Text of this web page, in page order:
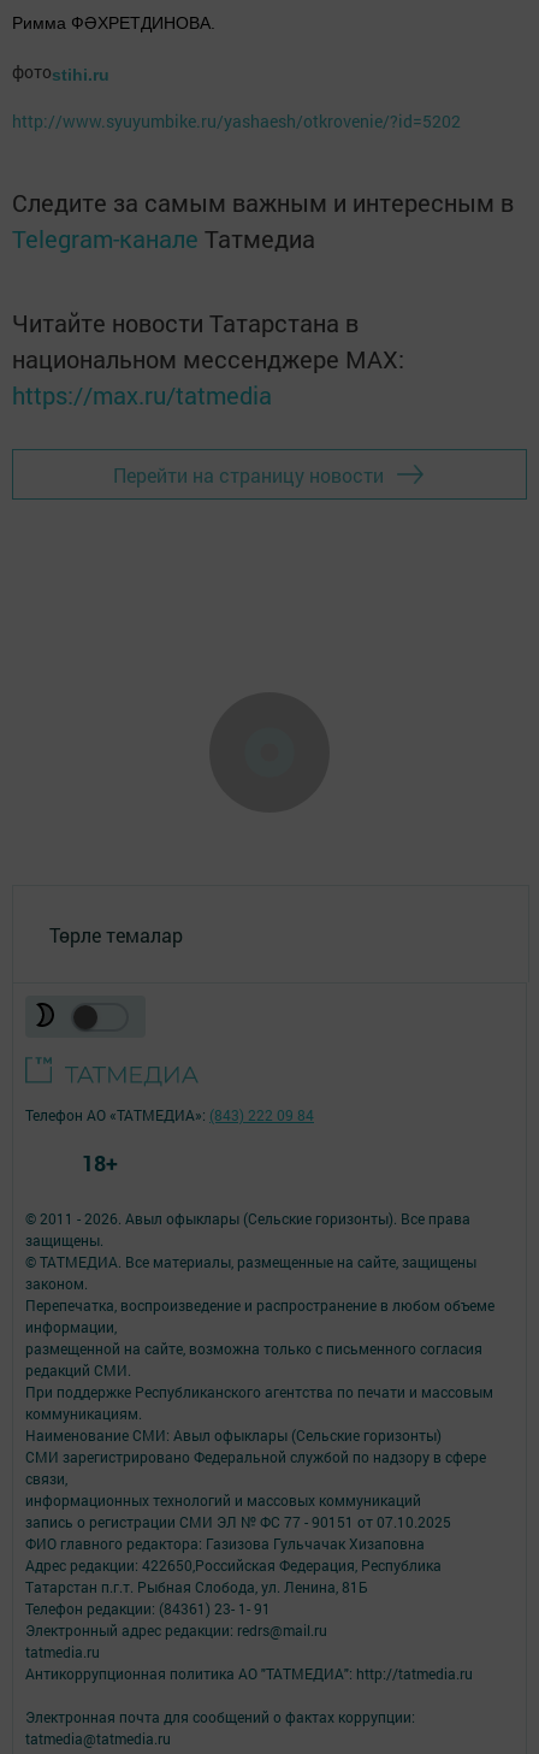
Римма ФӘХРЕТДИНОВА.
фотоstihi.ru
http://www.syuyumbike.ru/yashaesh/otkrovenie/?id=5202
Следите за самым важным и интересным в
Telegram-канале Татмедиа
Читайте новости Татарстана в
национальном мессенджере MАХ:
https://max.ru/tatmedia
Перейти на страницу новости
Төрле темалар
© 2011 - 2026. Авыл офыклары (Сельские горизонты). Все права
защищены.
© ТАТМЕДИА. Все материалы, размещенные на сайте, защищены
законом.
Перепечатка, воспроизведение и распространение в любом объеме
информации,
размещенной на сайте, возможна только с письменного согласия
редакций СМИ.
При поддержке Республиканского агентства по печати и массовым
коммуникациям.
Наименование СМИ: Авыл офыклары (Сельские горизонты)
СМИ зарегистрировано Федеральной службой по надзору в сфере
связи,
информационных технологий и массовых коммуникаций
запись о регистрации СМИ ЭЛ № ФС 77 - 90151 от 07.10.2025
ФИО главного редактора: Газизова Гульчачак Хизаповна
Адрес редакции: 422650,Российская Федерация, Республика
Татарстан п.г.т. Рыбная Слобода, ул. Ленина, 81Б
Телефон редакции: (84361) 23- 1- 91
Электронный адрес редакции: redrs@mail.ru
tatmedia.ru
Антикоррупционная политика АО "ТАТМЕДИА": http://tatmedia.ru
Электронная почта для сообщений о фактах коррупции:
tatmedia@tatmedia.ru
Телефон АО «ТАТМЕДИА»: (843) 222 09 84
18+